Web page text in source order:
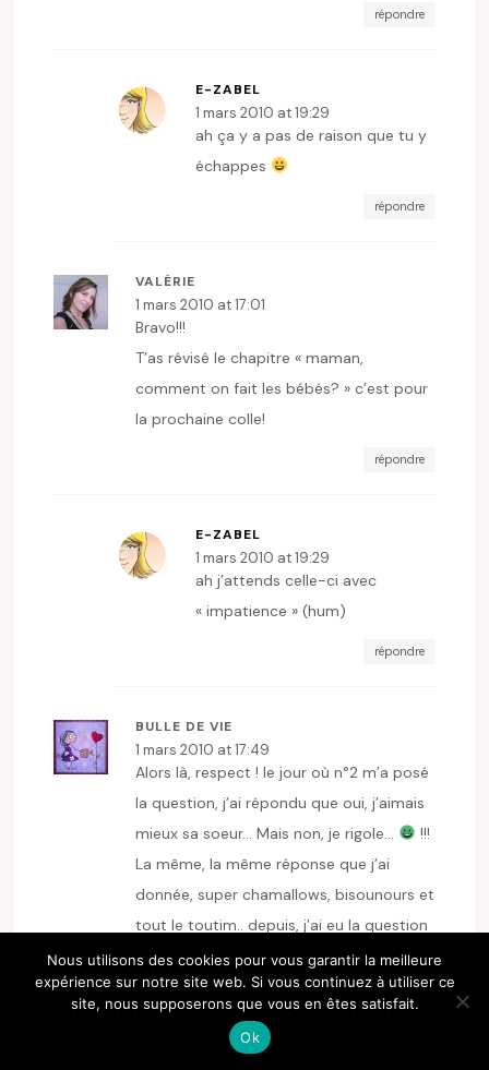
répondre
E-ZABEL
1 mars 2010 at 19:29
ah ça y a pas de raison que tu y
échappes
répondre
VALÉRIE
1 mars 2010 at 17:01
Bravo!!!
T’as révisé le chapitre « maman,
comment on fait les bébés? » c’est pour
la prochaine colle!
répondre
E-ZABEL
1 mars 2010 at 19:29
ah j’attends celle-ci avec
« impatience » (hum)
répondre
BULLE DE VIE
1 mars 2010 at 17:49
Alors là, respect ! le jour où n°2 m’a posé
la question, j’ai répondu que oui, j’aimais
mieux sa soeur… Mais non, je rigole…
!!!
La même, la même réponse que j’ai
donnée, super chamallows, bisounours et
tout le toutim.. depuis, j’ai eu la question
sur comment on fait les bébés… j’crois
que j’ai foiré la réponse !
Nous utilisons des cookies pour vous garantir la meilleure
expérience sur notre site web. Si vous continuez à utiliser ce
site, nous supposerons que vous en êtes satisfait.
Ok